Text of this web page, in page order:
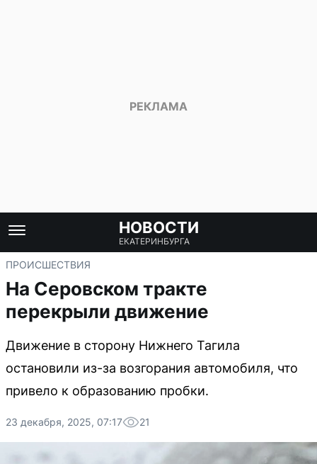
НОВОСТИ
ЕКАТЕРИНБУРГА
ПРОИСШЕСТВИЯ
На Серовском тракте
перекрыли движение
Движение в сторону Нижнего Тагила
остановили из-за возгорания автомобиля, что
привело к образованию пробки.
23 декабря, 2025, 07:17 21